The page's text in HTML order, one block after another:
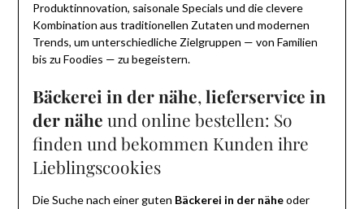
Produktinnovation, saisonale Specials und die clevere
Kombination aus traditionellen Zutaten und modernen
Trends, um unterschiedliche Zielgruppen — von Familien
bis zu Foodies — zu begeistern.
Bäckerei in der nähe, lieferservice in
der nähe und online bestellen: So
finden und bekommen Kunden ihre
Lieblingscookies
Die Suche nach einer guten Bäckerei in der näheoder